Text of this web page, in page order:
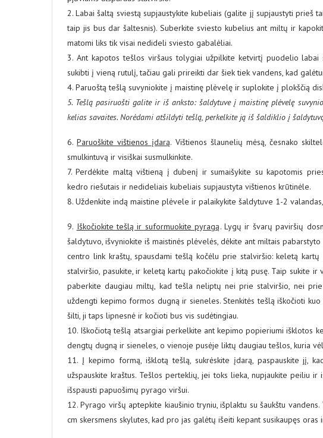
2. Labai šaltą sviestą supjaustykite kubeliais (galite jį supjaustyti prieš
taip jis bus dar šaltesnis). Suberkite sviesto kubelius ant miltų ir
matomi liks tik visai nedideli sviesto gabalėliai.
3. Ant kapotos tešlos viršaus tolygiai užpilkite ketvirtį puodelio
sukibti į vieną rutulį, tačiau gali prireikti dar šiek tiek vandens, kad
4. Paruoštą tešlą suvyniokite į maistinę plėvelę ir suplokite į plokščią
5. Tešlą pasiruošti galite ir iš anksto: šaldytuve į maistinę plėvelę
kelias savaites. Norėdami atšildyti tešlą, perkelkite ją iš šaldiklio į
6.Paruoškite vištienos įdarą. Vištienos šlaunelių mėsą, česnako
smulkintuvą ir visiškai susmulkinkite.
7. Perdėkite maltą vištieną į dubenį ir sumaišykite su kapotomis
kedro riešutais ir nedideliais kubeliais supjaustyta vištienos krūtinėle.
8. Uždenkite indą maistine plėvele ir palaikykite šaldytuve 1-2
9. Iškočiokite tešlą ir suformuokite pyragą. Lygų ir švarų paviršių
šaldytuvo, išvyniokite iš maistinės plėvelės, dėkite ant miltais
centro link kraštų, spausdami tešlą kočėlu prie stalviršio: keletą
stalviršio, pasukite, ir keletą kartų pakočiokite į kitą pusę. Taip sukite
paberkite daugiau miltų, kad tešla neliptų nei prie stalviršio, nei prie
uždengti kepimo formos dugną ir sieneles. Stenkitės tešlą iškočioti
šilti, ji taps lipnesnė ir kočioti bus vis sudėtingiau.
10. Iškočiotą tešlą atsargiai perkelkite ant kepimo popieriumi išklotos
dengtų dugną ir sieneles, o vienoje pusėje liktų daugiau tešlos, kuria
11. Į kepimo formą, išklotą tešlą, sukrėskite įdarą, paspauskite jį,
užspauskite kraštus. Tešlos perteklių, jei toks lieka, nupjaukite peiliu
išspausti papuošimų pyrago viršui.
12. Pyrago viršų aptepkite kiaušinio tryniu, išplaktu su šaukštu
cm skersmens skylutes, kad pro jas galėtų išeiti kepant susikaupęs oras